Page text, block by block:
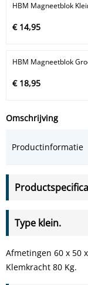
HBM Magneetblok
€ 14,95
HBM Magneetblok
€ 18,95
Omschrijving
Productinformatie
Type klein.
Afmetingen 60 x 50
Klemkracht 80 Kg.